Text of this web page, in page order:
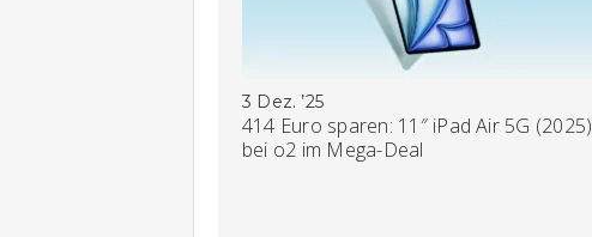
3 Dez. ’25
414 Euro sparen: 11″ iPad Air 5G (2025)
bei o2 im Mega-Deal